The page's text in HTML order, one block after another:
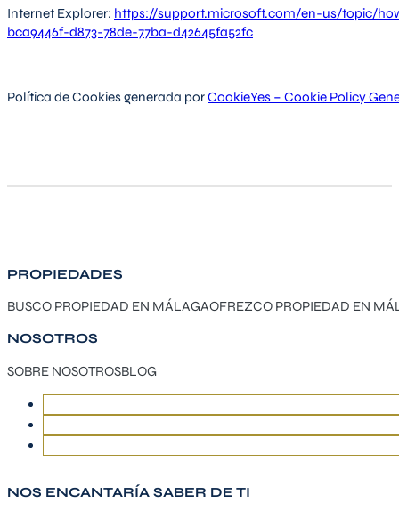
Internet Explorer: https://support.microsoft.com/en-us/topic/
bca9446f-d873-78de-77ba-d42645fa52fc
Política de Cookies generada porCookieYes – Cookie Policy
PROPIEDADES
BUSCO PROPIEDAD EN MÁLAGAOFREZCO PROPIEDAD EN
NOSOTROS
SOBRE NOSOTROSBLOG
NOS ENCANTARÍA SABER DE TI